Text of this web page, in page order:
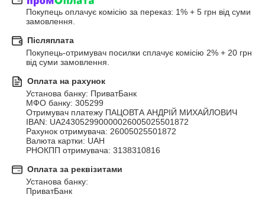
Покупець оплачує комісію за переказ: 1% + 5 грн від суми
замовлення.
Післяплата
Покупець-отримувач посилки сплачує комісію 2% + 20 грн
від суми замовлення.
Оплата на рахунок
Установа банку: ПриватБанк
МФО банку: 305299
Отримувач платежу ПАЦОВТА АНДРІЙ МИХАЙЛОВИЧ
IBAN: UA243052990000026005025501872
Рахунок отримувача: 26005025501872
Валюта картки: UAH
РНОКПП отримувача: 3138310816
Оплата за реквізитами
Установа банку:
ПриватБанк